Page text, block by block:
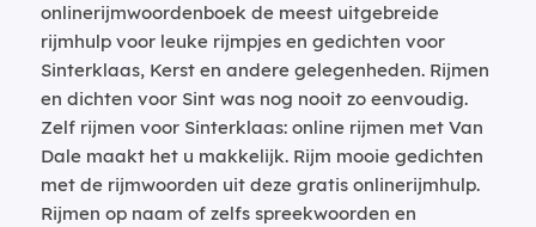
onlinerijmwoordenboek de meest uitgebreide
rijmhulp voor leuke rijmpjes en gedichten voor
Sinterklaas, Kerst en andere gelegenheden. Rijmen
en dichten voor Sint was nog nooit zo eenvoudig.
Zelf rijmen voor Sinterklaas: online rijmen met Van
Dale maakt het u makkelijk. Rijm mooie gedichten
met de rijmwoorden uit deze gratis onlinerijmhulp.
Rijmen op naam of zelfs spreekwoorden en